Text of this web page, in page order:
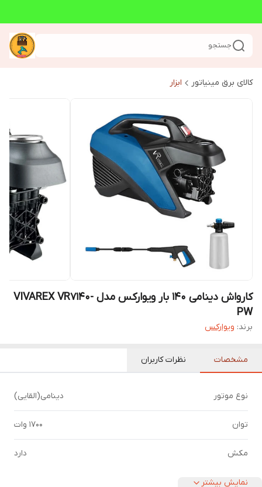
جستجو
کالای برق مینیاتور ابزار
کارواش دینامی 140 بار ویوارکس مدل VIVAREX VR7140-
PW
برند: ویوارکس
مشخصات نظرات کاربران
نوع موتور دینامی(القایی)
توان 1700 وات
مکش دارد
نمایش بیشتر